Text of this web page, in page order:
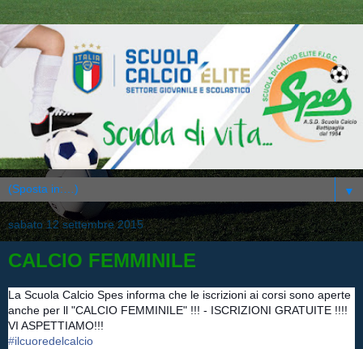
▼
sabato 12 settembre 2015
CALCIO FEMMINILE
La Scuola Calcio Spes informa che le iscrizioni ai corsi sono aperte
anche per ll "CALCIO FEMMINILE" !!! - ISCRIZIONI GRATUITE !!!!
VI ASPETTIAMO!!!
‪#‎ilcuoredelcalcio‬